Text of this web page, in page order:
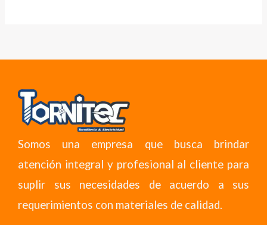
Somos una empresa que busca brindar
atención integral y profesional al cliente para
suplir sus necesidades de acuerdo a sus
requerimientos con materiales de calidad.